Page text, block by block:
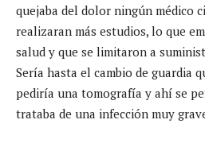
quejaba del dolor ningún médico
realizaran más estudios, lo que
salud y que se limitaron a
Sería hasta el cambio de guardia
pediría una tomografía y ahí se
trataba de una infección muy